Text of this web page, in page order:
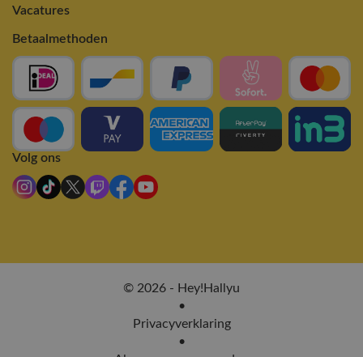
Vacatures
Betaalmethoden
Volg ons
© 2026 - Hey!Hallyu
•
Privacyverklaring
•